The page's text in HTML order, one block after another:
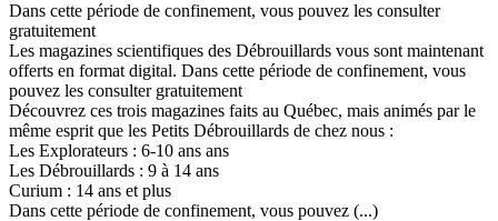
Dans cette période de confinement, vous pouvez les consulter
gratuitement
Les magazines scientifiques des Débrouillards vous sont maintenant
offerts en format digital. Dans cette période de confinement, vous
pouvez les consulter gratuitement
Découvrez ces trois magazines faits au Québec, mais animés par le
même esprit que les Petits Débrouillards de chez nous :
Les Explorateurs : 6-10 ans ans
Les Débrouillards : 9 à 14 ans
Curium : 14 ans et plus
Dans cette période de confinement, vous pouvez (...)